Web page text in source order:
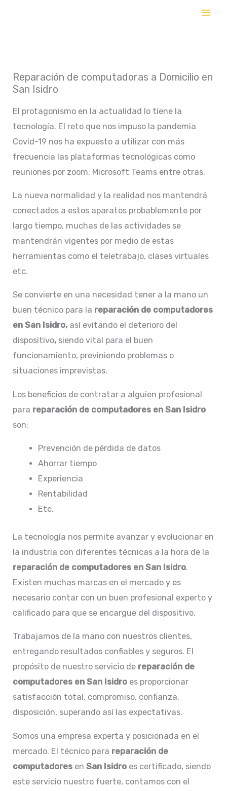
Reparación de computadoras a Domicilio en
San Isidro
El protagonismo en la actualidad lo tiene la
tecnología. El reto que nos impuso la pandemia
Covid-19 nos ha expuesto a utilizar con más
frecuencia las plataformas tecnológicas como
reuniones por zoom, Microsoft Teams entre otras.
La nueva normalidad y la realidad nos mantendrá
conectados a estos aparatos probablemente por
largo tiempo, muchas de las actividades se
mantendrán vigentes por medio de estas
herramientas como el teletrabajo, clases virtuales
etc.
Se convierte en una necesidad tener a la mano un
buen técnico para la reparación de computadores
en San Isidro, así evitando el deterioro del
dispositivo, siendo vital para el buen
funcionamiento, previniendo problemas o
situaciones imprevistas.
Los beneficios de contratar a alguien profesional
para reparación de computadores en San Isidro
son:
Prevención de pérdida de datos
Ahorrar tiempo
Experiencia
Rentabilidad
Etc.
La tecnología nos permite avanzar y evolucionar en
la industria con diferentes técnicas a la hora de la
reparación de computadores en San Isidro.
Existen muchas marcas en el mercado y es
necesario contar con un buen profesional experto y
calificado para que se encargue del dispositivo.
Trabajamos de la mano con nuestros clientes,
entregando resultados confiables y seguros. El
propósito de nuestro servicio de reparación de
computadores en San Isidro es proporcionar
satisfacción total, compromiso, confianza,
disposición, superando así las expectativas.
Somos una empresa experta y posicionada en el
mercado. El técnico para reparación de
computadores enSan Isidro es certificado, siendo
este servicio nuestro fuerte, contamos con el